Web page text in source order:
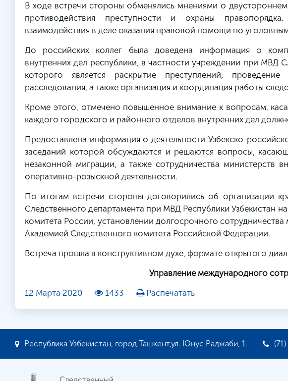
В ходе встречи стороны обменялись мнениями о
противодействия преступности и охраны
взаимодействия в деле оказания правовой помощи по
До российских коллег была доведена информация о
внутренних дел республики, в частности учреждении при МВД
которого является раскрытие преступлений,
расследования, а также организация и координация работы
Кроме этого, отмечено повышенное внимание к вопросам,
каждого городского и районного отделов внутренних дел
Предоставлена информация о деятельности Узбекско-
заседаний которой обсуждаются и решаются вопросы,
незаконной миграции, а также сотрудничества министерств
оперативно-розыскной деятельности.
По итогам встречи стороны договорились об организации
Следственного департамента при МВД Республики Узбекистан
комитета России, установлении долгосрочного
Академией Следственного комитета Российской Федерации.
Встреча прошла в конструктивном духе, формате открытого
Управление международного
12 Марта 2020
1433 Распечатать
Республика Узбекистан, город Ташкент,ул. Юнус Раджаби, 1.